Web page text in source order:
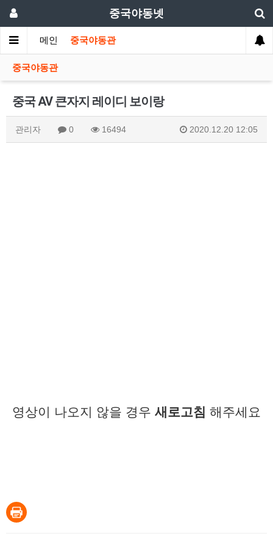
중국야동넷
메인 중국야동관
중국야동관
중국 AV 큰자지 레이디 보이랑
관리자 0 16494 2020.12.20 12:05
영상이 나오지 않을 경우 새로고침 해주세요